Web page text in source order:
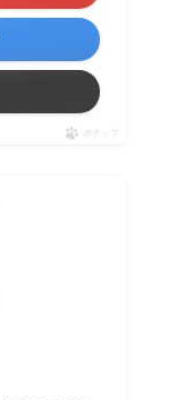
ポチップ